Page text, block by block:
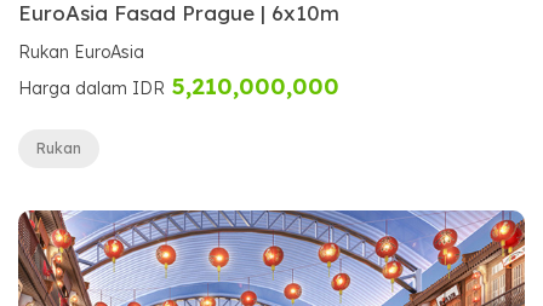
EuroAsia Fasad Prague | 6x10m
Rukan EuroAsia
Harga dalam IDR 5,210,000,000
Rukan